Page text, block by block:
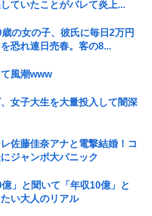
ていたことがバレて炎上...
の女の子、彼氏に毎日2万円
恐れ連日売春。客の8...
風潮www
女子大生を大量投入して闇深
佐藤佳奈アナと電撃結婚！コ
ジャンボ大パニック
」と聞いて「年収10億」と
い大人のリアル